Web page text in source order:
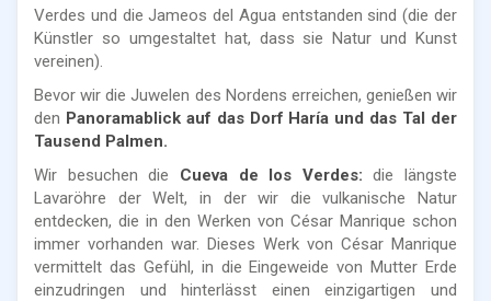
Verdes und die Jameos del Agua entstanden sind (die der
Künstler so umgestaltet hat, dass sie Natur und Kunst
vereinen).
Bevor wir die Juwelen des Nordens erreichen, genießen wir
den Panoramablick auf das Dorf Haría und das Tal der
Tausend Palmen.
Wir besuchen die Cueva de los Verdes: die längste
Lavaröhre der Welt, in der wir die vulkanische Natur
entdecken, die in den Werken von César Manrique schon
immer vorhanden war. Dieses Werk von César Manrique
vermittelt das Gefühl, in die Eingeweide von Mutter Erde
einzudringen und hinterlässt einen einzigartigen und